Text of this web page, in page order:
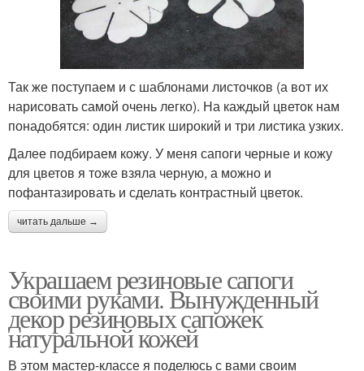
Так же поступаем и с шаблонами листочков (а вот их
нарисовать самой очень легко). На каждый цветок нам
понадобятся: один листик широкий и три листика узких.
Далее подбираем кожу. У меня сапоги черные и кожу
для цветов я тоже взяла черную, а можно и
пофантазировать и сделать контрастный цветок.
читать дальше →
Украшаем резиновые сапоги
своими руками. Вынужденный
декор резиновых сапожек
натуральной кожей
В этом мастер-классе я поделюсь с вами своим